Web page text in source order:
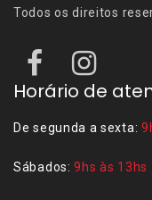
Todos os direitos
Horário de
De segunda a sexta:
Sábados:9hs às 13hs